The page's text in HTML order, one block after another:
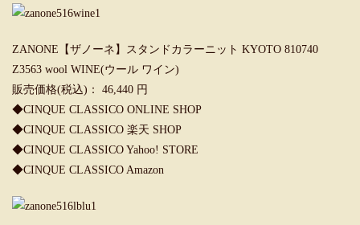
ZANONE【ザノーネ】スタンドカラーニット KYOTO 810740
Z3563 wool WINE(ウール ワイン)
販売価格(税込)： 46,440 円
◆CINQUE CLASSICO ONLINE SHOP
◆CINQUE CLASSICO 楽天 SHOP
◆CINQUE CLASSICO Yahoo! STORE
◆CINQUE CLASSICO Amazon